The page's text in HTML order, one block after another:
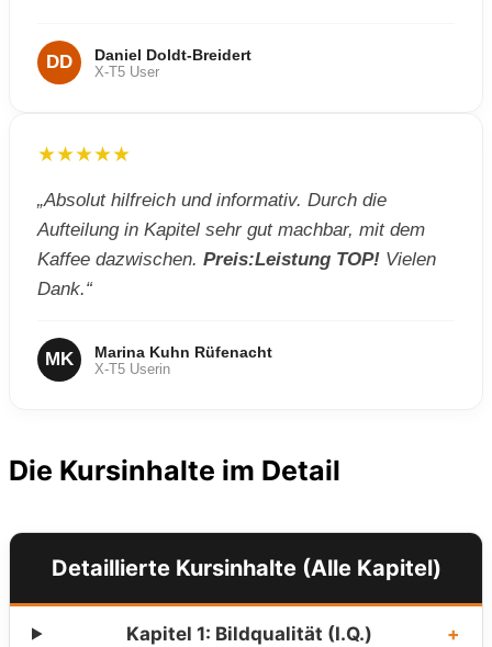
DD Daniel Doldt-Breidert
X-T5 User
★★★★★
„Absolut hilfreich und informativ. Durch die
Aufteilung in Kapitel sehr gut machbar, mit dem
Kaffee dazwischen. Preis:Leistung TOP! Vielen
Dank.“
MK Marina Kuhn Rüfenacht
X-T5 Userin
Die Kursinhalte im Detail
Detaillierte Kursinhalte (Alle Kapitel)
Kapitel 1: Bildqualität (I.Q.) +